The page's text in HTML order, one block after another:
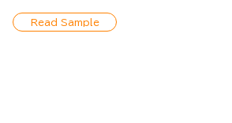
Read Sample